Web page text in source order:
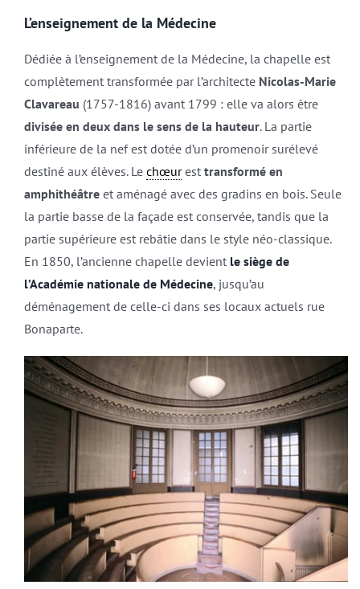
L’enseignement de la Médecine
Dédiée à l’enseignement de la Médecine, la chapelle est
complètement transformée par l’architecte Nicolas-Marie
Clavareau (1757-1816) avant 1799 : elle va alors être
divisée en deux dans le sens de la hauteur. La partie
inférieure de la nef est dotée d’un promenoir surélevé
destiné aux élèves. Le chœurest transformé en
amphithéâtreet aménagé avec des gradins en bois. Seule
la partie basse de la façade est conservée, tandis que la
partie supérieure est rebâtie dans le style néo-classique.
En 1850, l’ancienne chapelle devient le siège de
l’Académie nationale de Médecine, jusqu’au
déménagement de celle-ci dans ses locaux actuels rue
Bonaparte.